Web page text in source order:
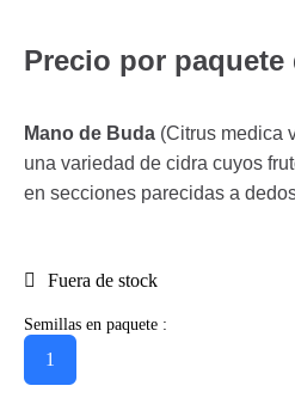
Precio por paquete
Mano de Buda (Citrus medica
una variedad de cidra cuyos
en secciones parecidas a
Fuera de stock
Semillas en paquete :
1